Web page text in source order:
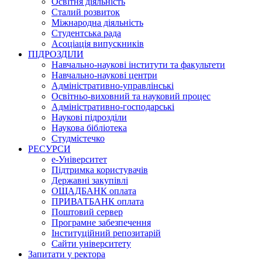
Сталий розвиток
Міжнародна діяльність
Студентська рада
Асоціація випускників
ПІДРОЗДІЛИ
Навчально-наукові інститути та факультети
Навчально-наукові центри
Адміністративно-управлінські
Освітньо-виховний та науковий процес
Адміністративно-господарські
Наукові підрозділи
Наукова бібліотека
Студмістечко
РЕСУРСИ
е-Університет
Підтримка користувачів
Державні закупівлі
ОЩАДБАНК оплата
ПРИВАТБАНК оплата
Поштовий сервер
Програмне забезпечення
Інституційний репозитарій
Сайти університету
Запитати у ректора